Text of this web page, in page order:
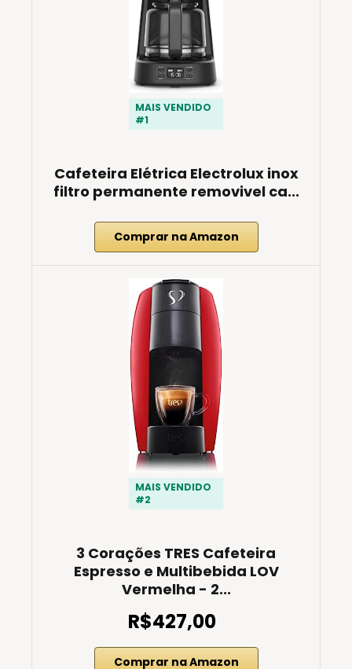
MAIS VENDIDO
#1
Cafeteira Elétrica Electrolux inox
filtro permanente removivel ca...
Comprar na Amazon
MAIS VENDIDO
#2
3 Corações TRES Cafeteira
Espresso e Multibebida LOV
Vermelha - 2...
R$427,00
Comprar na Amazon